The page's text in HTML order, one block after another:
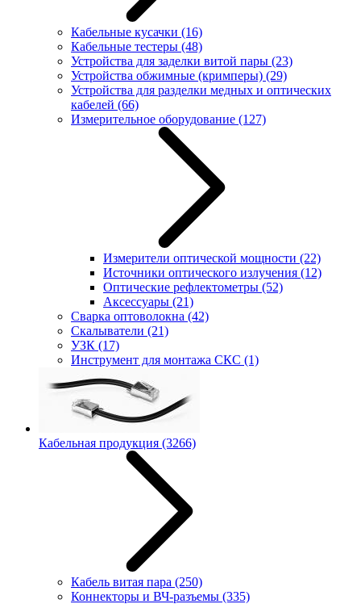
Кабельные кусачки (16)
Кабельные тестеры (48)
Устройства для заделки витой пары (23)
Устройства обжимные (кримперы) (29)
Устройства для разделки медных и оптических
кабелей (66)
Измерительное оборудование (127)
Измерители оптической мощности (22)
Источники оптического излучения (12)
Оптические рефлектометры (52)
Аксессуары (21)
Сварка оптоволокна (42)
Скалыватели (21)
УЗК (17)
Инструмент для монтажа СКС (1)
Кабельная продукция (3266)
Кабель витая пара (250)
Коннекторы и ВЧ-разъемы (335)